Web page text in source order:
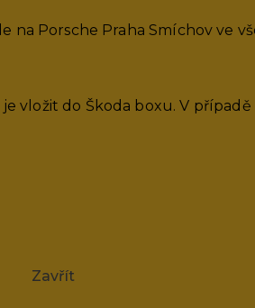
na Porsche Praha Smíchov ve
vložit do Škoda boxu. V
Zavřít